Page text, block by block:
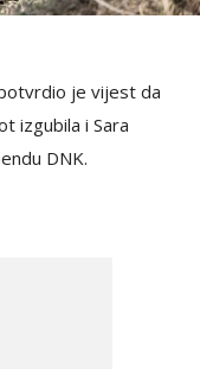
je vijest da
izgubila i Sara
DNK.